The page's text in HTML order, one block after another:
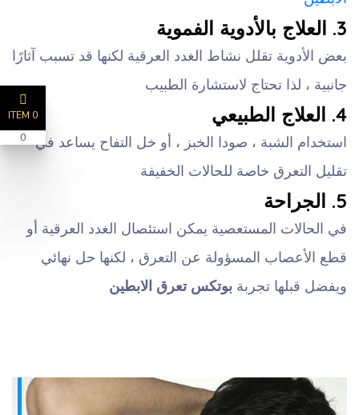
3. العلاج بالأدوية الفموية
بعض الأدوية تقلل نشاط الغدد العرقية لكنها قد تسبب آثارًا
جانبية ، لذا تحتاج لاستشارة الطبيب
4. العلاج الطبيعي
استخدام الشبة ، صودا الخبز ، أو خل التفاح يساعد في
تقليل التعرق خاصة للحالات الخفيفة
5. الجراحة
في الحالات المستعصية يمكن استئصال الغدد العرقية أو
قطع الأعصاب المسؤولة عن التعرق ، لكنها حل نهائي
ويفضل قبلها تجربة بوتكس تعرق الابطين
0 ITEM
0